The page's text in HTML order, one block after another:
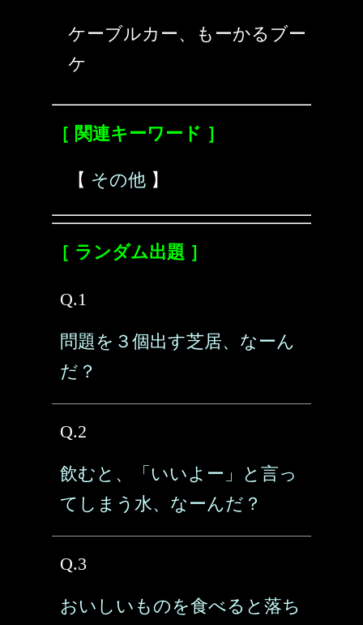
ケーブルカー、もーかるブー
ケ
［ 関連キーワード ］
【 その他 】
［ ランダム出題 ］
Q.1
問題を３個出す芝居、なーん
だ？
Q.2
飲むと、「いいよー」と言っ
てしまう水、なーんだ？
Q.3
おいしいものを食べると落ち